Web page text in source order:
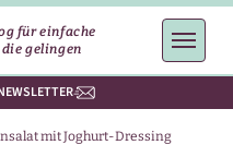
für einfache
die gelingen
mit Joghurt-Dressing